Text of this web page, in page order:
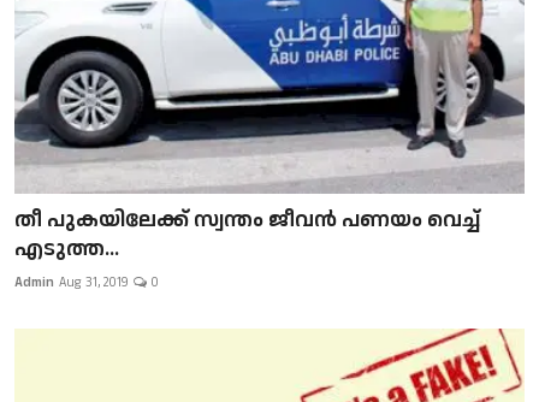
​​​​​​​തീ പുകയിലേക്ക് സ്വന്തം ജീവന്‍ പണയം വെച്ച്
എടുത്ത...
Admin Aug 31, 2019 0